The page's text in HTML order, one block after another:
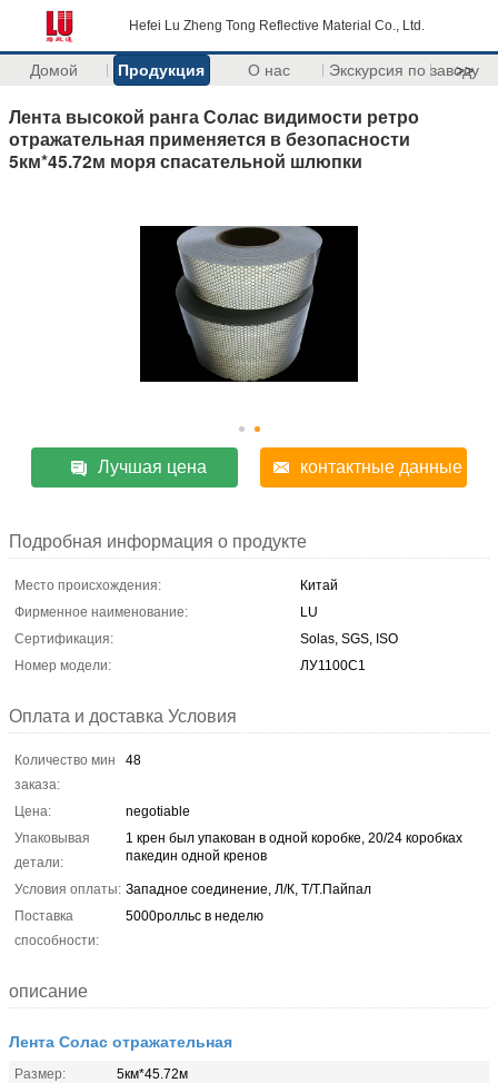
Hefei Lu Zheng Tong Reflective Material Co., Ltd.
Домой Продукция О нас Экскурсия по заводу
>>
Лента высокой ранга Солас видимости ретро
отражательная применяется в безопасности
5км*45.72м моря спасательной шлюпки
Лучшая цена контактные данные
Подробная информация о продукте
Место происхождения:
Китай
Фирменное наименование:
LU
Сертификация:
Solas, SGS, ISO
Номер модели:
ЛУ1100С1
Оплата и доставка Условия
Количество мин
заказа:
48
Цена:
negotiable
Упаковывая
детали:
1 крен был упакован в одной коробке, 20/24 коробках
пакедин одной кренов
Условия оплаты: Западное соединение, Л/К, Т/Т.Пайпал
Поставка
способности:
5000ролльс в неделю
описание
Лента Солас отражательная
Размер:
5км*45.72м